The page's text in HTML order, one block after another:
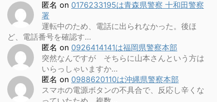
匿名 on 0176233195は青森県警察 十和田警察
署
運転中のため、電話に出られなかった。後ほ
ど、電話番号を確認す…
匿名 on 0926414141は福岡県警察本部
突然なんですが そちらに山本さんという方は
いらっしゃいますか…
匿名 on 0988620110は沖縄県警察本部
スマホの電源ボタンの不具合で、反応し辛くな